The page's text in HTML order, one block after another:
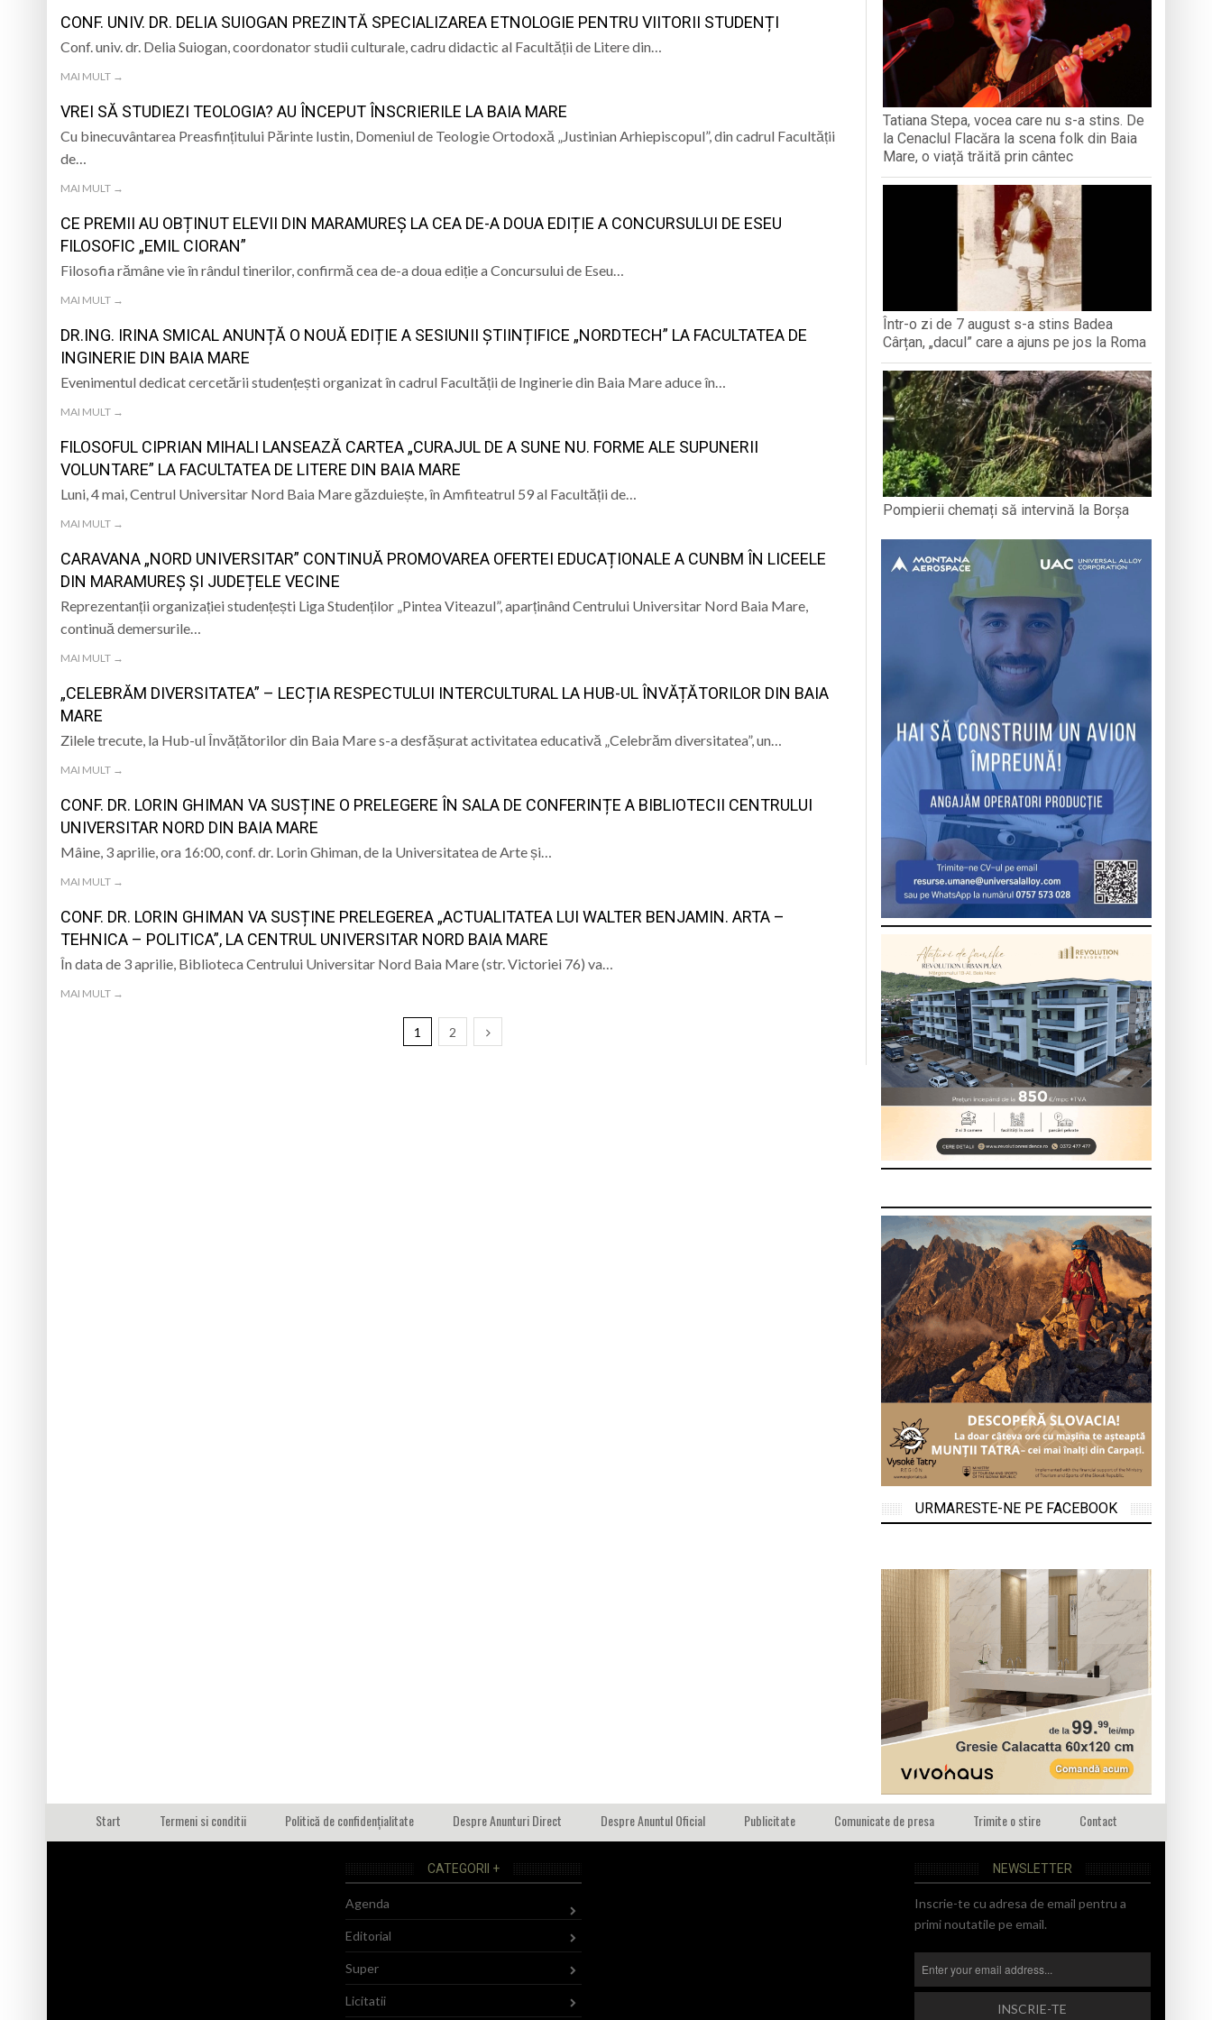
„Iancu de Hunedoara și Baia Mare: istorie, patrimoniu și memorie” – un eveniment dedicat marelui voievod, la
Psiholog psihoterapeut Cecilia Ardusătan: De ce două persoane trec prin același stres, iar una dezvoltă anxietate,
iar cealaltă merge mai departe?
Andreea-Mihaela Dunca, „ Profa de Geo”, îi invită astăzi pe sigheteni să descopere orașul dintr-o perspectivă diferită
Atelier de lucru manual la Filiala „Traian” Baia Mare: Sunteți invitați să vă creați propriul talisman „prinzător de vise”
CONF. UNIV. DR. DELIA SUIOGAN PREZINTĂ SPECIALIZAREA ETNOLOGIE PENTRU VIITORII STUDENȚI
Conf. univ. dr. Delia Suiogan, coordonator studii culturale, cadru didactic al Facultății de Litere din…
MAI MULT →
VREI SĂ STUDIEZI TEOLOGIA? AU ÎNCEPUT ÎNSCRIERILE LA BAIA MARE
Cu binecuvântarea Preasfințitului Părinte Iustin, Domeniul de Teologie Ortodoxă „Justinian Arhiepiscopul”, din cadrul Facultății
de…
MAI MULT →
CE PREMII AU OBȚINUT ELEVII DIN MARAMUREȘ LA CEA DE-A DOUA EDIȚIE A CONCURSULUI DE ESEU
FILOSOFIC „EMIL CIORAN”
Filosofia rămâne vie în rândul tinerilor, confirmă cea de-a doua ediție a Concursului de Eseu…
MAI MULT →
DR.ING. IRINA SMICAL ANUNȚĂ O NOUĂ EDIȚIE A SESIUNII ȘTIINȚIFICE „NORDTECH” LA FACULTATEA DE
INGINERIE DIN BAIA MARE
Evenimentul dedicat cercetării studențești organizat în cadrul Facultății de Inginerie din Baia Mare aduce în…
MAI MULT →
FILOSOFUL CIPRIAN MIHALI LANSEAZĂ CARTEA „CURAJUL DE A SUNE NU. FORME ALE SUPUNERII
VOLUNTARE” LA FACULTATEA DE LITERE DIN BAIA MARE
Luni, 4 mai, Centrul Universitar Nord Baia Mare găzduiește, în Amfiteatrul 59 al Facultății de…
MAI MULT →
CARAVANA „NORD UNIVERSITAR” CONTINUĂ PROMOVAREA OFERTEI EDUCAȚIONALE A CUNBM ÎN LICEELE
DIN MARAMUREȘ ȘI JUDEȚELE VECINE
Reprezentanții organizației studențești Liga Studenților „Pintea Viteazul”, aparținând Centrului Universitar Nord Baia Mare,
continuă demersurile…
MAI MULT →
„CELEBRĂM DIVERSITATEA” – LECȚIA RESPECTULUI INTERCULTURAL LA HUB-UL ÎNVĂȚĂTORILOR DIN BAIA
MARE
Zilele trecute, la Hub-ul Învățătorilor din Baia Mare s-a desfășurat activitatea educativă „Celebrăm diversitatea”, un…
MAI MULT →
CONF. DR. LORIN GHIMAN VA SUSȚINE O PRELEGERE ÎN SALA DE CONFERINȚE A BIBLIOTECII CENTRULUI
UNIVERSITAR NORD DIN BAIA MARE
Mâine, 3 aprilie, ora 16:00, conf. dr. Lorin Ghiman, de la Universitatea de Arte și…
MAI MULT →
CONF. DR. LORIN GHIMAN VA SUSȚINE PRELEGEREA „ACTUALITATEA LUI WALTER BENJAMIN. ARTA –
TEHNICA – POLITICA”, LA CENTRUL UNIVERSITAR NORD BAIA MARE
În data de 3 aprilie, Biblioteca Centrului Universitar Nord Baia Mare (str. Victoriei 76) va…
MAI MULT →
1 2
Tatiana Stepa, vocea care nu s-a stins. De
la Cenaclul Flacăra la scena folk din Baia
Mare, o viață trăită prin cântec
Într-o zi de 7 august s-a stins Badea
Cârțan, „dacul” care a ajuns pe jos la Roma
Pompierii chemați să intervină la Borșa
URMARESTE-NE PE FACEBOOK
Start Termeni si conditii Politică de confidențialitate Despre Anunturi Direct Despre Anuntul Oficial Publicitate Comunicate de presa Trimite o stire Contact
CATEGORII +
Agenda
Editorial
Super
Licitatii
NEWSLETTER
Inscrie-te cu adresa de email pentru a
primi noutatile pe email.